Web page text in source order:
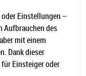
Einstellungen –
Aufbrauchen des
mit einem
Dank dieser
Einsteiger oder